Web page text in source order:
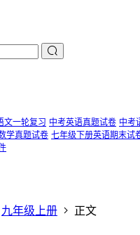
文一轮复习 中考英语真题试卷 中考
学真题试卷 七年级下册英语期末试
九年级上册
正文